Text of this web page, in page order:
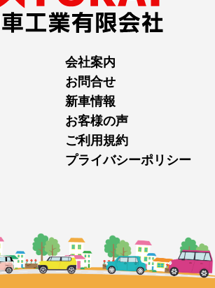
会社案内
お問合せ
新車情報
お客様の声
ご利用規約
プライバシーポリシー